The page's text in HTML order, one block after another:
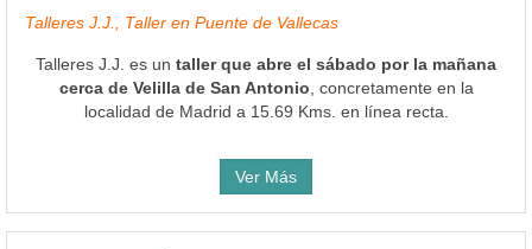
Talleres J.J., Taller en Puente de Vallecas
Talleres J.J. es un taller que abre el sábado por la mañana
cerca de Velilla de San Antonio , concretamente en la
localidad de Madrid a 15.69 Kms. en línea recta.
Ver Más